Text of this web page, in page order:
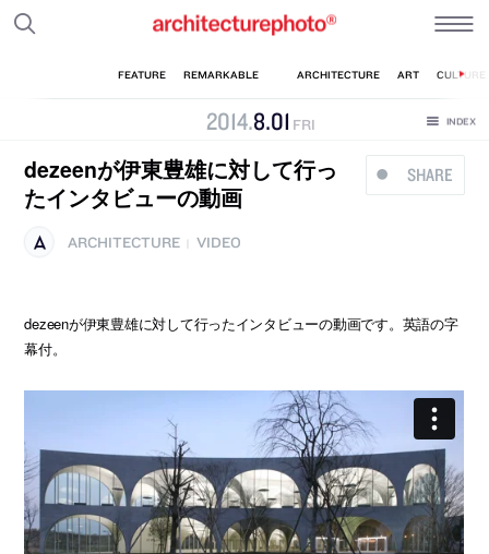
2014.8.01 FRI
SHARE
dezeenが伊東豊雄に対して行っ
たインタビューの動画
ARCHITECTURE VIDEO
dezeenが伊東豊雄に対して行ったインタビューの動画です。英語の字
幕付。